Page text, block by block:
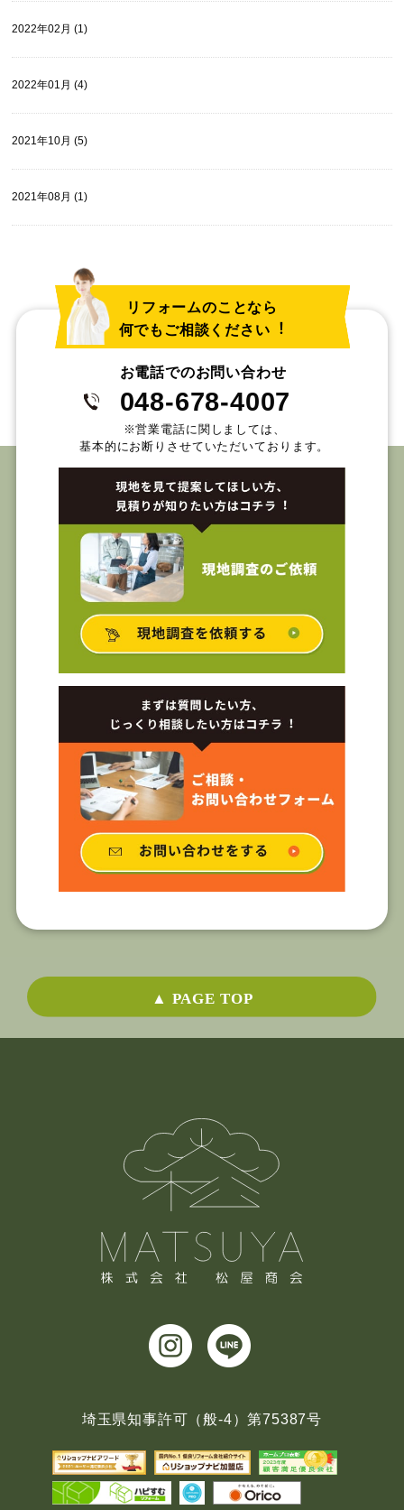
2022年02月 (1)
2022年01月 (4)
2021年10月 (5)
2021年08月 (1)
リフォームのことなら
何でもご相談ください︕
お電話でのお問い合わせ
048-678-4007
※営業電話に関しましては、
基本的にお断りさせていただいております。
埼玉県知事許可（般-4）第75387号